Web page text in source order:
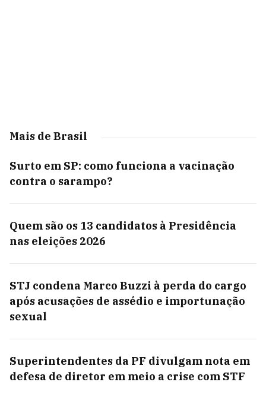
Mais de Brasil
Surto em SP: como funciona a vacinação
contra o sarampo?
Quem são os 13 candidatos à Presidência
nas eleições 2026
STJ condena Marco Buzzi à perda do cargo
após acusações de assédio e importunação
sexual
Superintendentes da PF divulgam nota em
defesa de diretor em meio a crise com STF